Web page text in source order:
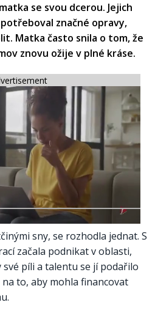
se svou dcerou. Jejich
značné opravy,
Matka často snila o tom, že
znovu ožije v plné kráse.​
sny, se rozhodla jednat. S
začala podnikat v oblasti,
píli a talentu se jí podařilo
to, aby mohla financovat